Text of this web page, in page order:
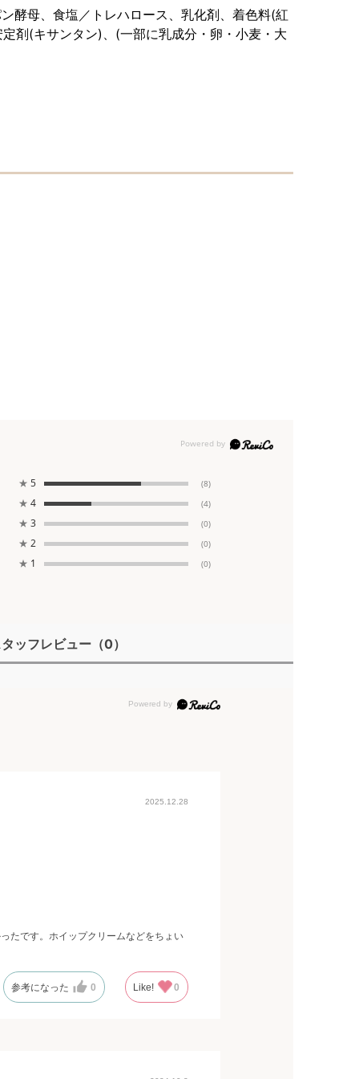
酵母、食塩／トレハロース、乳化剤、着色料(紅
剤(キサンタン)、(一部に乳成分・卵・小麦・大
★ 5 (8)
★ 4 (4)
★ 3 (0)
★ 2 (0)
★ 1 (0)
ッフレビュー（0）
2025.12.28
たです。ホイップクリームなどをちょい
参考になった 0 Like! 0